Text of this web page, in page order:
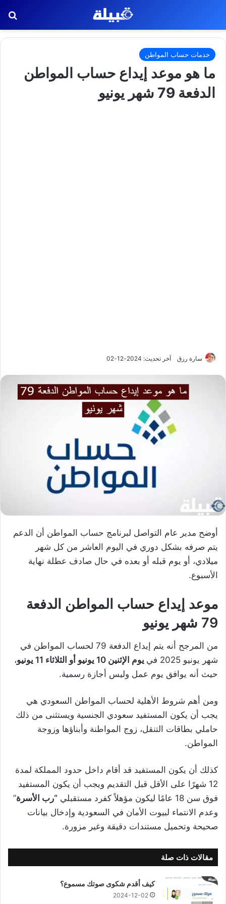
خدمات حساب المواطن
ما هو موعد إيداع حساب المواطن
الدفعة 79 شهر يونيو
سارة رزق آخر تحديث: 2024-12-02
أوضح مدير عام التواصل لبرنامج حساب المواطن أن الدعم
يتم صرفه بشكل دوري في اليوم العاشر من كل شهر
ميلادي، أو يوم قبله أو بعده في حال صادف عطلة نهاية
الأسبوع.
موعد إيداع حساب المواطن الدفعة
79 شهر يونيو
من المرجح أنه يتم إيداع الدفعة 79 لحساب المواطن في
شهر يونيو 2025 في
يوم الإثنين 10 يونيو أو الثلاثاء 11 يونيو
،
حيث أنه يوافق يوم عمل وليس أجازة رسمية.
ومن أهم شروط الأهلية لحساب المواطن السعودي هي
يجب أن يكون المستفيد سعودي الجنسية ويستثنى من ذلك
حاملي بطاقات التنقل، زوج المواطنة وأبناؤها وزوجة
المواطن.
كذلك أن يكون المستفيد قد أقام داخل حدود المملكة لمدة
12 شهرًا على الأقل قبل التقديم ويجب أن يكون المستفيد
فوق سن 18 عامًا ليكون مؤهلاً كفرد مستقبلي
“رب الأسرة”
وعدم الانتماء لبيوت الأمان في السعودية وإدخال بيانات
صحيحة وتحميل مستندات دقيقة وغير مزورة.
مقالات ذات صلة
كيف أقدم شكوى صوتك مسموع؟
2024-12-02